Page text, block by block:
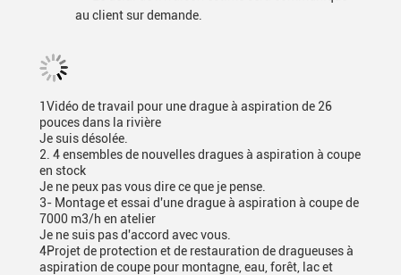
au client sur demande.
1Vidéo de travail pour une drague à aspiration de 26
pouces dans la rivière
Je suis désolée.
2. 4 ensembles de nouvelles dragues à aspiration à coupe
en stock
Je ne peux pas vous dire ce que je pense.
3- Montage et essai d'une drague à aspiration à coupe de
7000 m3/h en atelier
Je ne suis pas d'accord avec vous.
4Projet de protection et de restauration de dragueuses à
aspiration de coupe pour montagne, eau, forêt, lac et